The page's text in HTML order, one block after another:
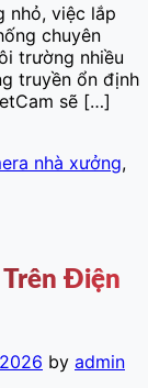
nhỏ, việc lắp
chuyên
trường nhiều
truyền ổn định
sẽ […]
nhà xưởng,
Trên Điện
by admin